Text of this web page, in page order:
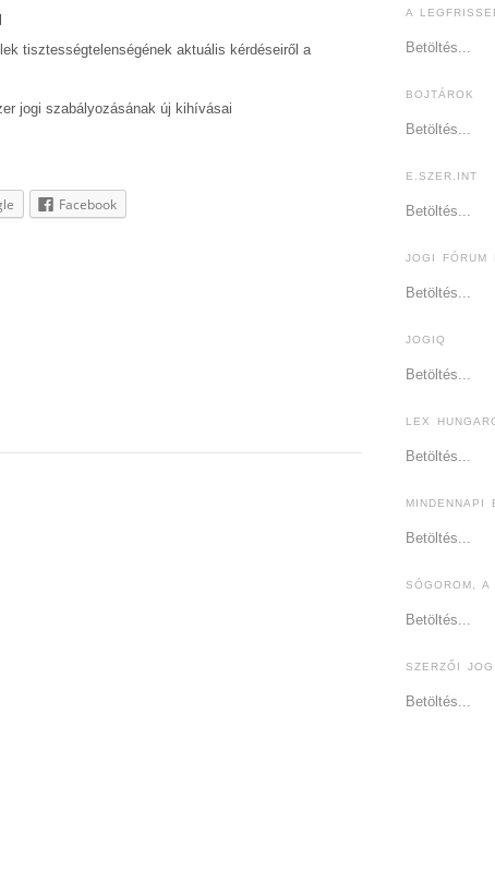
tisztességtelenségének aktuális kérdéseiről a
jogi szabályozásának új kihívásai
Facebook
A
Betöltés...
BOJTÁROK
Betöltés...
E.SZER.INT
Betöltés...
JOGI FÓRUM
Betöltés...
JOGIQ
Betöltés...
LEX
Betöltés...
MINDENNAPI
Betöltés...
SÓGOROM, A
Betöltés...
SZERZŐI
Betöltés...